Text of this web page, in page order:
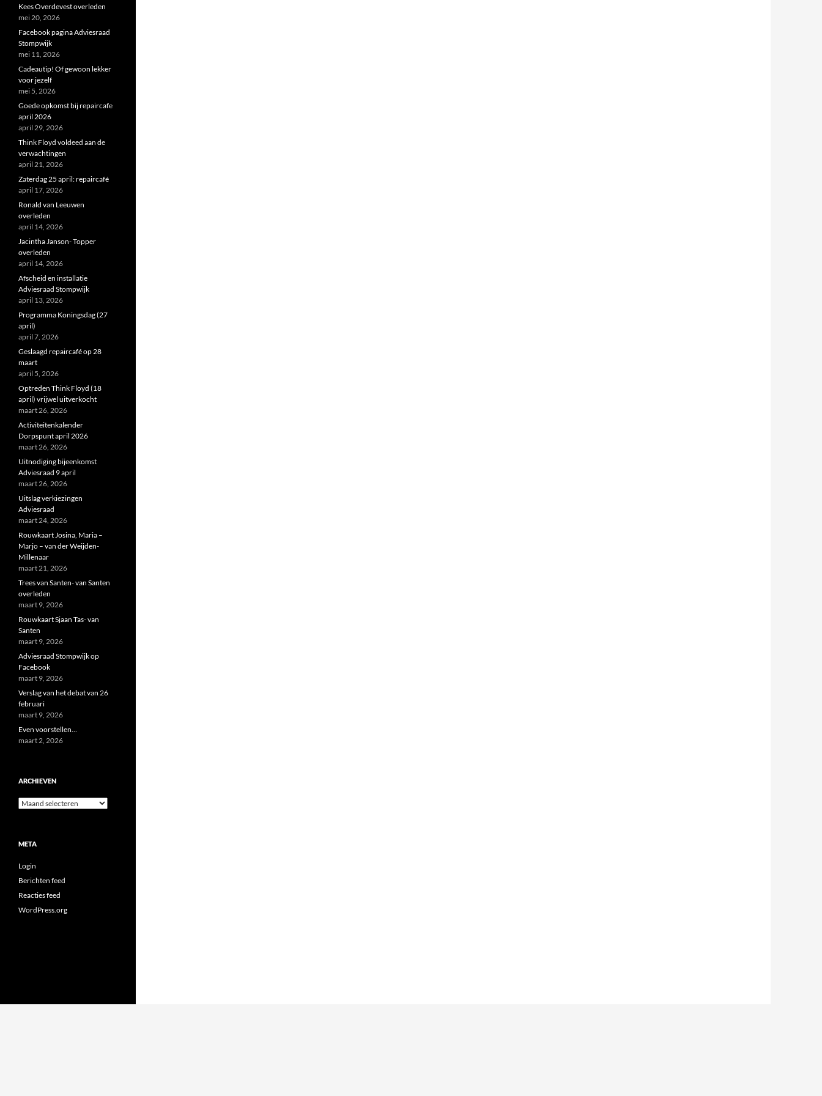
Kees Overdevest overleden
mei 20, 2026
Facebook pagina Adviesraad
Stompwijk
mei 11, 2026
Cadeautip! Of gewoon lekker
voor jezelf
mei 5, 2026
Goede opkomst bij repaircafe
april 2026
april 29, 2026
Think Floyd voldeed aan de
verwachtingen
april 21, 2026
Zaterdag 25 april: repaircafé
april 17, 2026
Ronald van Leeuwen
overleden
april 14, 2026
Jacintha Janson- Topper
overleden
april 14, 2026
Afscheid en installatie
Adviesraad Stompwijk
april 13, 2026
Programma Koningsdag (27
april)
april 7, 2026
Geslaagd repaircafé op 28
maart
april 5, 2026
Optreden Think Floyd (18
april) vrijwel uitverkocht
maart 26, 2026
Activiteitenkalender
Dorpspunt april 2026
maart 26, 2026
Uitnodiging bijeenkomst
Adviesraad 9 april
maart 26, 2026
Uitslag verkiezingen
Adviesraad
maart 24, 2026
Rouwkaart Josina, Maria –
Marjo – van der Weijden-
Millenaar
maart 21, 2026
Trees van Santen- van Santen
overleden
maart 9, 2026
Rouwkaart Sjaan Tas- van
Santen
maart 9, 2026
Adviesraad Stompwijk op
Facebook
maart 9, 2026
Verslag van het debat van 26
februari
maart 9, 2026
Even voorstellen…
maart 2, 2026
ARCHIEVEN
Archieven
META
Login
Berichten feed
Reacties feed
WordPress.org